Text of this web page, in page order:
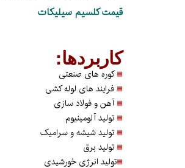
قیمت کلسیم سیلیکات
کاربردها:
کوره های صنعتی
فرایند های لوله کشی
آهن و فولاد سازی
تولید آلومینیوم
تولید شیشه و سرامیک
تولید برق
تولید انرژی خورشیدی